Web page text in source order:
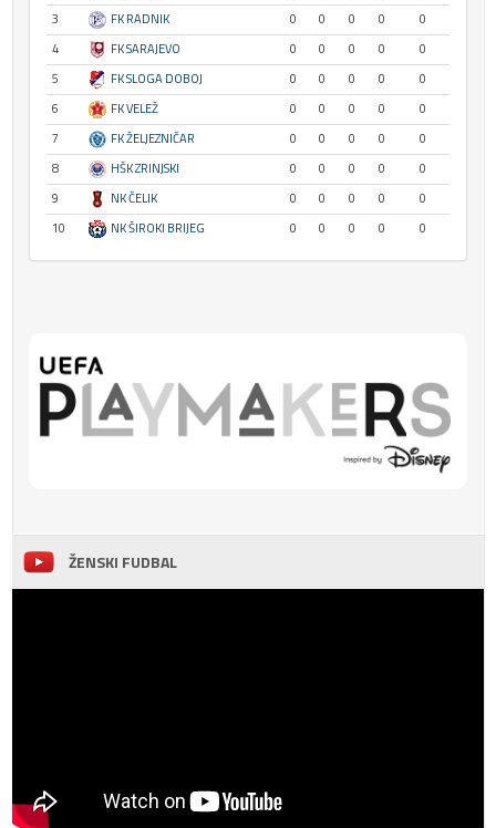
3
FK RADNIK 0 0 0 0
0
4
FK SARAJEVO 0 0 0 0
0
5
FK SLOGA DOBOJ 0 0 0 0
0
6
FK VELEŽ 0 0 0 0
0
7
FK ŽELJEZNIČAR 0 0 0 0
0
8
HŠK ZRINJSKI 0 0 0 0
0
9
NK ČELIK 0 0 0 0
0
10
NK ŠIROKI BRIJEG 0 0 0 0 0
ŽENSKI FUDBAL